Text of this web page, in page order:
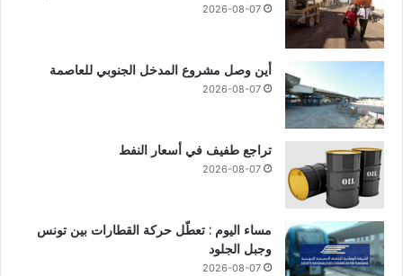
2026-08-07
أين وصل مشروع المدخل الجنوبي للعاصمة
2026-08-07
تراجع طفيف في أسعار النفط
2026-08-07
مساء اليوم : تعطّل حركة القطارات بين تونس
وجبل الجلود
2026-08-07